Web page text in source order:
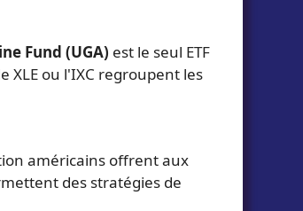
Fund (UGA) est le seul ETF
XLE ou l'IXC regroupent les
américains offrent aux
des stratégies de